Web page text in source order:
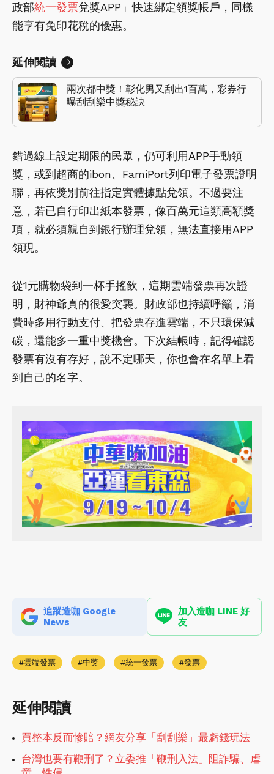
政部統一發票兌獎APP」快速綁定領獎帳戶，同樣
能享有免印花稅的優惠。
延伸閱讀
兩次都中獎！彰化男又刮出1百萬，彩券行
曝刮刮樂中獎秘訣
錯過線上設定期限的民眾，仍可利用APP手動領
獎，或到超商的ibon、FamiPort列印電子發票證明
聯，再依獎別前往指定實體據點兌領。不過要注
意，若已自行印出紙本發票，像百萬元這類高額獎
項，就必須親自到銀行辦理兌領，無法直接用APP
領現。
從1元購物袋到一杯手搖飲，這期雲端發票再次證
明，財神爺真的很愛突襲。財政部也持續呼籲，消
費時多用行動支付、把發票存進雲端，不只環保減
碳，還能多一重中獎機會。下次結帳時，記得確認
發票有沒有存好，說不定哪天，你也會在名單上看
到自己的名字。
追蹤造咖 Google
News
加入造咖 LINE 好
友
雲端發票 中獎 統一發票 發票
延伸閱讀
買整本反而慘賠？網友分享「刮刮樂」最虧錢玩法
台灣也要有鞭刑了？立委推「鞭刑入法」阻詐騙、虐